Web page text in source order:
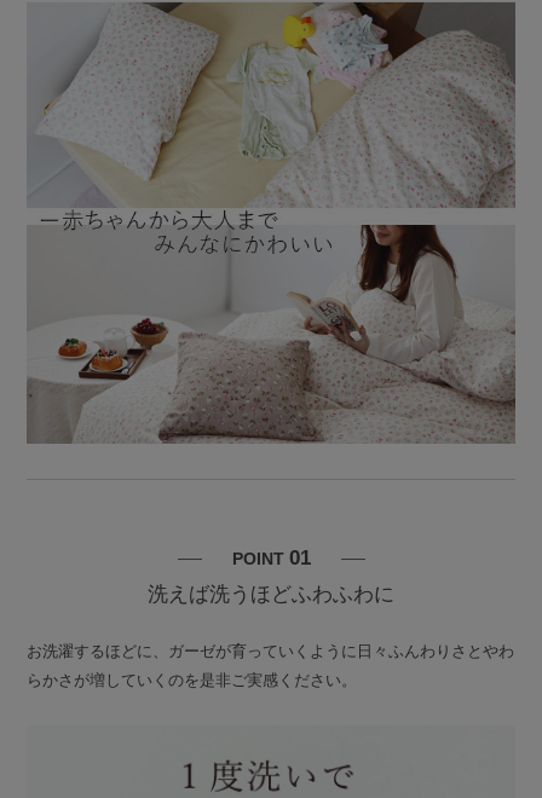
POINT 01
洗えば洗うほどふわふわに
お洗濯するほどに、ガーゼが育っていくように日々ふんわりさとやわ
らかさが増していくのを是非ご実感ください。